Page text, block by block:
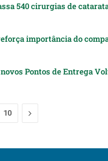
540 cirurgias de
importância do
Pontos de Entrega
10 Next